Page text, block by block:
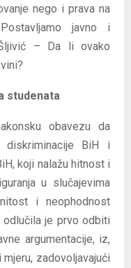
nego i prava na
javno i
– Da li ovako
studenata
obavezu da
BiH i
koji nalažu hitnost i
u slučajevima
i neophodnost
odlučila je prvo odbiti
argumentacije, iz,
zadovoljavajući